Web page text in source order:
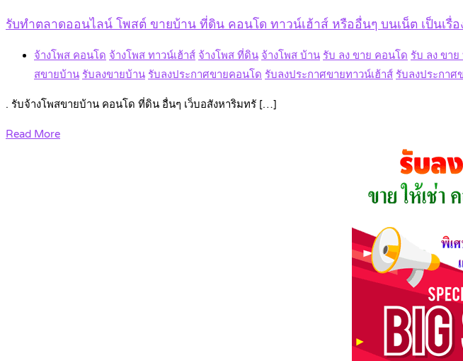
รับทำตลาดออนไลน์ โพสต์ ขายบ้าน ที่ดิน คอนโด ทาวน์เฮ้าส์ หรืออื่นๆ บนเน็ต เป็นเรื่อ
จ้างโพส คอนโด จ้างโพส ทาวน์เฮ้าส์ จ้างโพส ที่ดิน จ้างโพส บ้าน รับ ลง ขาย คอนโด รับ ลง ขาย
สขายบ้าน รับลงขายบ้าน รับลงประกาศขายคอนโด รับลงประกาศขายทาวน์เฮ้าส์ รับลงประกาศ
. รับจ้างโพสขายบ้าน คอนโด ที่ดิน อื่นๆ เว็บอสังหาริมทรั […]
Read More